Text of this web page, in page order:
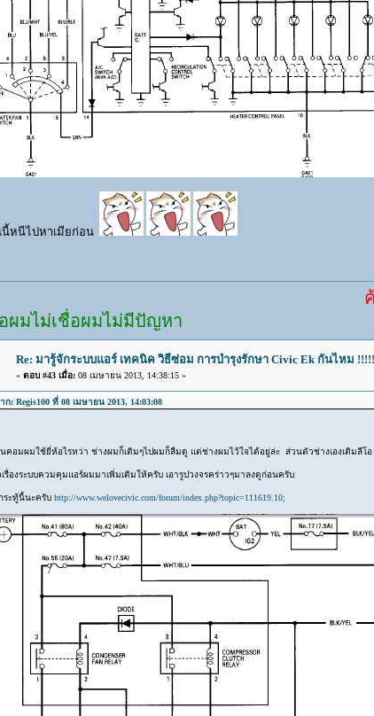
หนีไปหาเมียก่อน
ค้นคำ
ผมไม่เชื่อผมไม่มีปัญหา
Re: มารู้จักระบบแอร์ เทคนิค วิธีซ่อม การบำรุงรักษา Civic Ek กันไหม !!!!!
« ตอบ #43 เมื่อ:08 เมษายน 2013, 14:38:15 »
ก: Regis100 ที่ 08 เมษายน 2013, 14:03:08
คอมผมใช้ยี่ห้อไรหว่า ช่างผมก็เติมๆไปผมก็ลืมดู แต่ช่างผมไว้ใจได้อยู่ล่ะ ส่วนตัวช่างเองเติมลีโอ
เรื่องระบบควมคุมแอร์ผมมาเพิ่มเติมให้ครับ เอารูปวงจรคร่าวๆมาลงดูก่อนครับ
ระทู้นี้นะครับ http://www.welovecivic.com/forum/index.php?topic=111619.10;